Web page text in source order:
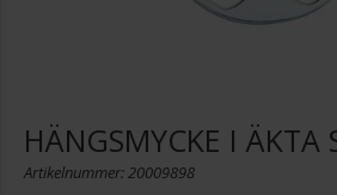
HÄNGSMYCKE I ÄKTA
Artikelnummer: 20009898